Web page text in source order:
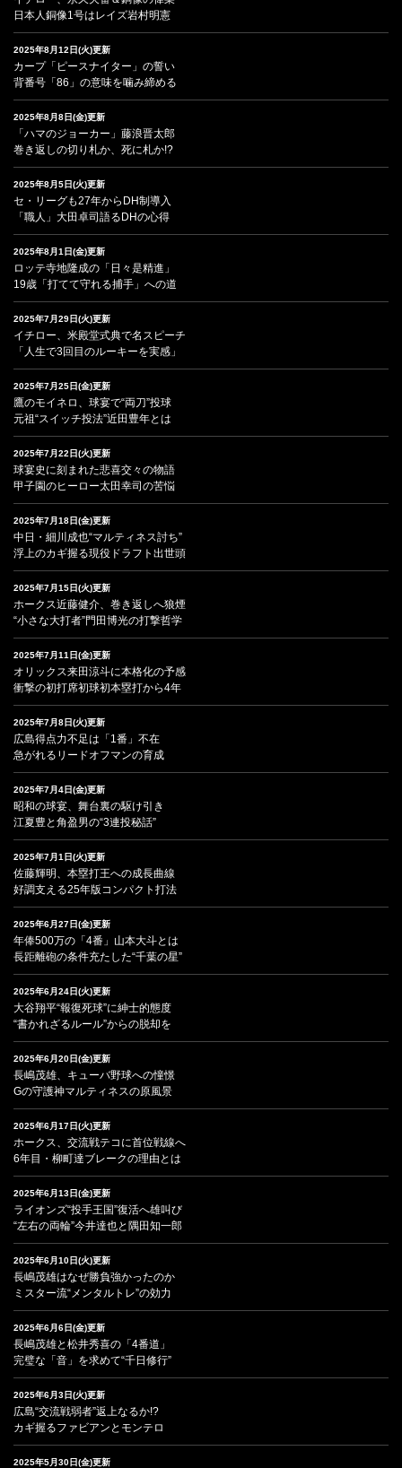
日本人銅像1号はレイズ岩村明憲
2025年8月12日(火)更新
カープ「ピースナイター」の誓い
背番号「86」の意味を噛み締める
2025年8月8日(金)更新
「ハマのジョーカー」藤浪晋太郎
巻き返しの切り札か、死に札か!?
2025年8月5日(火)更新
セ・リーグも27年からDH制導入
「職人」大田卓司語るDHの心得
2025年8月1日(金)更新
ロッテ寺地隆成の「日々是精進」
19歳「打てて守れる捕手」への道
2025年7月29日(火)更新
イチロー、米殿堂式典で名スピーチ
「人生で3回目のルーキーを実感」
2025年7月25日(金)更新
鷹のモイネロ、球宴で“両刀”投球
元祖“スイッチ投法”近田豊年とは
2025年7月22日(火)更新
球宴史に刻まれた悲喜交々の物語
甲子園のヒーロー太田幸司の苦悩
2025年7月18日(金)更新
中日・細川成也“マルティネス討ち”
浮上のカギ握る現役ドラフト出世頭
2025年7月15日(火)更新
ホークス近藤健介、巻き返しへ狼煙
“小さな大打者”門田博光の打撃哲学
2025年7月11日(金)更新
オリックス来田涼斗に本格化の予感
衝撃の初打席初球初本塁打から4年
2025年7月8日(火)更新
広島得点力不足は「1番」不在
急がれるリードオフマンの育成
2025年7月4日(金)更新
昭和の球宴、舞台裏の駆け引き
江夏豊と角盈男の“3連投秘話”
2025年7月1日(火)更新
佐藤輝明、本塁打王への成長曲線
好調支える25年版コンパクト打法
2025年6月27日(金)更新
年俸500万の「4番」山本大斗とは
長距離砲の条件充たした“千葉の星”
2025年6月24日(火)更新
大谷翔平“報復死球”に紳士的態度
“書かれざるルール”からの脱却を
2025年6月20日(金)更新
長嶋茂雄、キューバ野球への憧憬
Gの守護神マルティネスの原風景
2025年6月17日(火)更新
ホークス、交流戦テコに首位戦線へ
6年目・柳町達ブレークの理由とは
2025年6月13日(金)更新
ライオンズ“投手王国”復活へ雄叫び
“左右の両輪”今井達也と隅田知一郎
2025年6月10日(火)更新
長嶋茂雄はなぜ勝負強かったのか
ミスター流“メンタルトレ”の効力
2025年6月6日(金)更新
長嶋茂雄と松井秀喜の「4番道」
完璧な「音」を求めて“千日修行”
2025年6月3日(火)更新
広島“交流戦弱者”返上なるか!?
カギ握るファビアンとモンテロ
2025年5月30日(金)更新